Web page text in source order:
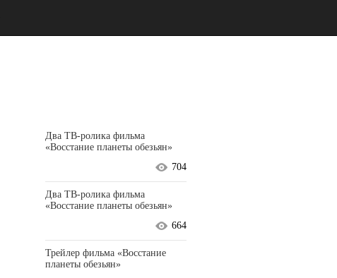
Два ТВ-ролика фильма
«Восстание планеты обезьян»
704
Два ТВ-ролика фильма
«Восстание планеты обезьян»
664
Трейлер фильма «Восстание
планеты обезьян»